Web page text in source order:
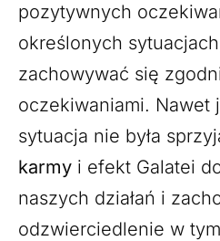
pozytywnych
określonych
zachowywać się
oczekiwaniami. Nawet
sytuacja nie była
karmy i efekt Galatei
naszych działań i
odzwierciedlenie w